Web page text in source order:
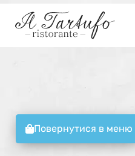
Повернутися в меню